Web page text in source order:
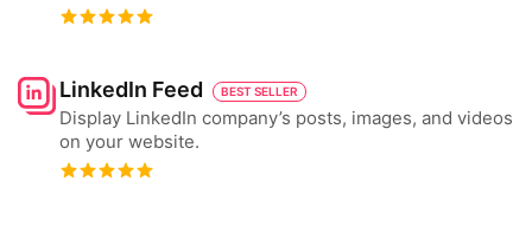
LinkedIn Feed BEST SELLER
Display LinkedIn company’s posts, images, and videos
on your website.